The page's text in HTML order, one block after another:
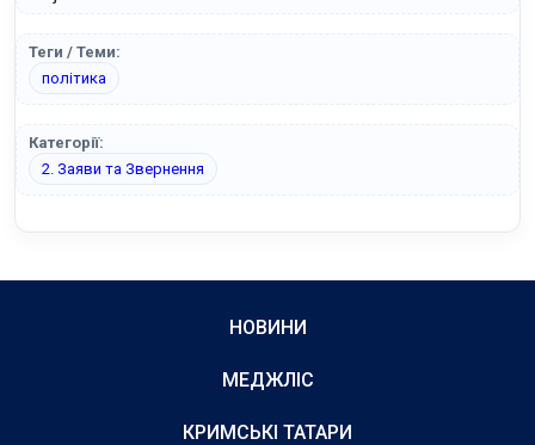
Теги / Теми:
політика
Категорії:
2. Заяви та Звернення
НОВИНИ
МЕДЖЛІС
КРИМСЬКІ ТАТАРИ